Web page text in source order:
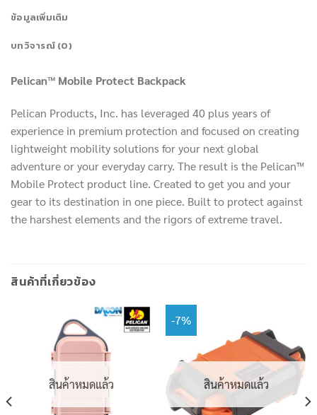
ข้อมูลเพิ่มเติม
บทวิจารณ์ (0)
Pelican™ Mobile Protect Backpack
Pelican Products, Inc. has leveraged 40 plus years of
experience in premium protection and focused on creating
lightweight mobility solutions for your next global
adventure or your everyday carry. The result is the Pelican™
Mobile Protect product line. Created to get you and your
gear to its destination in one piece. Built to protect against
the harshest elements and the rigors of extreme travel.
สินค้าที่เกี่ยวข้อง
สินค้าหมดแล้ว
-7%
สินค้าหมดแล้ว